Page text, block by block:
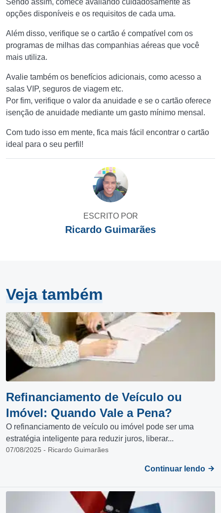
Sendo assim, comece avaliando cuidadosamente as
opções disponíveis e os requisitos de cada uma.
Além disso, verifique se o cartão é compatível com os
programas de milhas das companhias aéreas que você
mais utiliza.
Avalie também os benefícios adicionais, como acesso a
salas VIP, seguros de viagem etc.
Por fim, verifique o valor da anuidade e se o cartão oferece
isenção de anuidade mediante um gasto mínimo mensal.
Com tudo isso em mente, fica mais fácil encontrar o cartão
ideal para o seu perfil!
ESCRITO POR
Ricardo Guimarães
Veja também
Refinanciamento de Veículo ou
Imóvel: Quando Vale a Pena?
O refinanciamento de veículo ou imóvel pode ser uma
estratégia inteligente para reduzir juros, liberar...
07/08/2025 - Ricardo Guimarães
Continuar lendo